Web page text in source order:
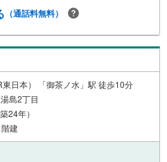
（通話料無料）
日本） 「御茶ノ水」駅 徒歩10分
島2丁目
24年）
建